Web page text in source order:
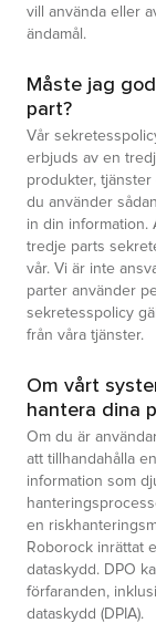
vill använda eller
ändamål.
Måste jag
part?
Vår
erbjuds av en
produkter,
du använder
in din information.
tredje parts
vår. Vi är inte
parter använder
sekretesspolicy
från våra tjänster.
Om vårt
hantera dina
Om du är
att tillhandahålla
information som
en
Roborock inrättat
dataskydd. DPO
förfaranden,
dataskydd (DPIA).